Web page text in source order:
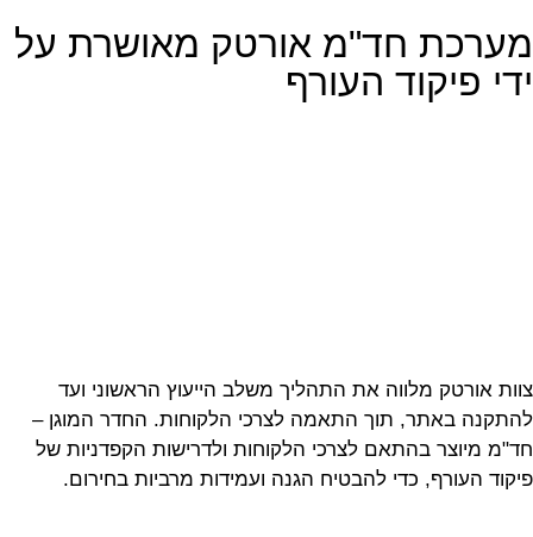
מערכת חד"מ אורטק מאושרת על
ידי פיקוד העורף
צוות אורטק מלווה את התהליך משלב הייעוץ הראשוני ועד
להתקנה באתר, תוך התאמה לצרכי הלקוחות. החדר המוגן –
חד"מ מיוצר בהתאם לצרכי הלקוחות ולדרישות הקפדניות של
פיקוד העורף, כדי להבטיח הגנה ועמידות מרביות בחירום.